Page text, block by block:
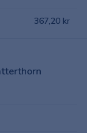
367,20 kr